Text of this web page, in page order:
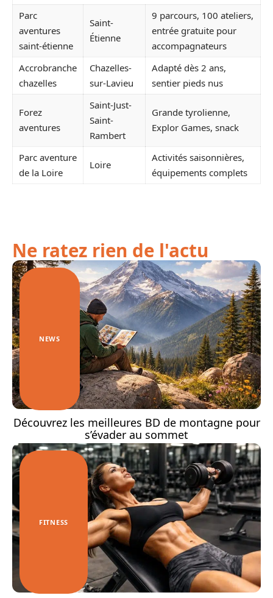
Parc
aventures
saint-étienne
Saint-
Étienne
9 parcours, 100 ateliers,
entrée gratuite pour
accompagnateurs
Accrobranche
chazelles
Chazelles-
sur-Lavieu
Adapté dès 2 ans,
sentier pieds nus
Forez
aventures
Saint-Just-
Saint-
Rambert
Grande tyrolienne,
Explor Games, snack
Parc aventure
de la Loire
Loire
Activités saisonnières,
équipements complets
Ne ratez rien de l'actu
NEWS
Découvrez les meilleures BD de montagne pour
s’évader au sommet
FITNESS